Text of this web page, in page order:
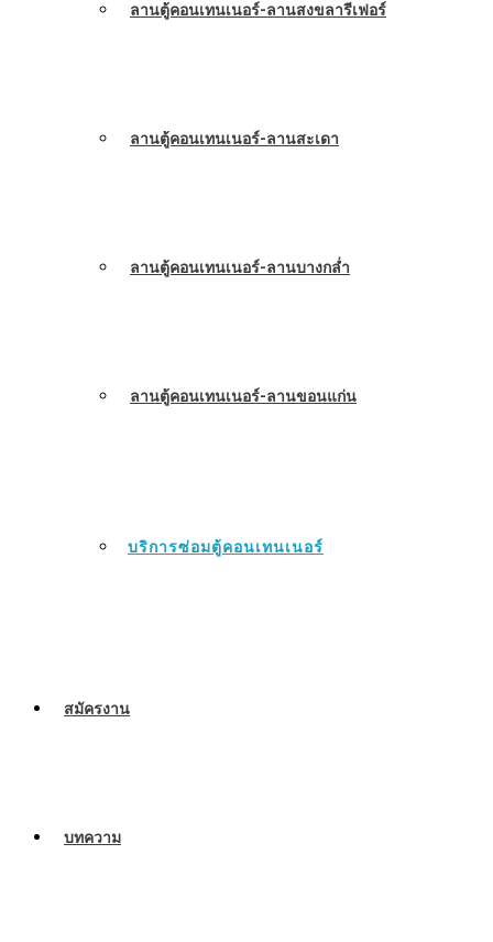
ลานตู้คอนเทนเนอร์-ลานสงขลารีเฟอร์
ลานตู้คอนเทนเนอร์-ลานสะเดา
ลานตู้คอนเทนเนอร์-ลานบางกล่ำ
ลานตู้คอนเทนเนอร์-ลานขอนแก่น
บริการซ่อมตู้คอนเทนเนอร์
สมัครงาน
บทความ